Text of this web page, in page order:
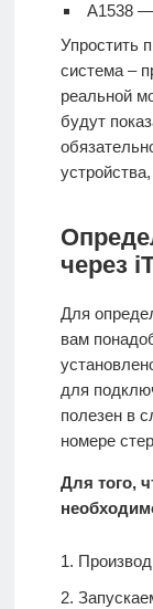
A1538
Упростить
система –
реальной
будут
через
Для
вам
для
полезен в
номере
Для того,